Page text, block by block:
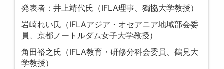
発表者：井上靖代氏（IFLA理事、獨協大学教授）
岩崎れい氏（IFLAアジア・オセアニア地域部会委
員、京都ノートルダム女子大学教授）
角田裕之氏（IFLA教育・研修分科会委員、鶴見大
学教授）